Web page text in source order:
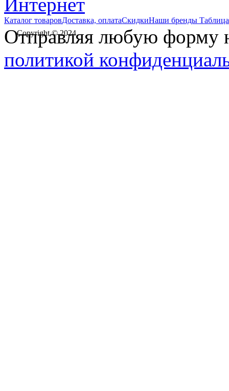
Каталог товаровДоставка, оплатаСкидкиНаши бренды
Copyright © 2024
Отправляя любую форму
политикой